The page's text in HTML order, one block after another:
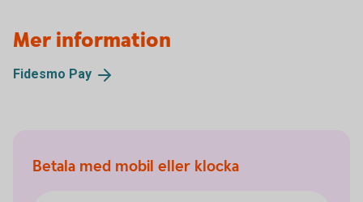
Mer information
Fidesmo Pay
Betala med mobil eller klocka